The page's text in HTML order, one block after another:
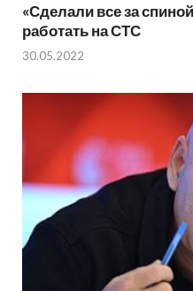
«Сделали все за
работать на СТС
30.05.2022